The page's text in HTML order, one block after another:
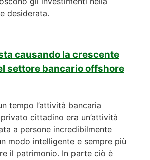
desiderata.
causando la crescente
settore bancario offshore
tempo l’attività bancaria
cittadino era un’attività
a persone incredibilmente
modo intelligente e sempre più
il patrimonio. In parte ciò è